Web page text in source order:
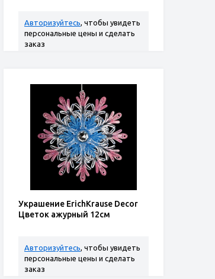
Авторизуйтесь, чтобы увидеть
персональные цены и сделать
заказ
Украшение ErichKrause Decor
Цветок ажурный 12см
Авторизуйтесь, чтобы увидеть
персональные цены и сделать
заказ